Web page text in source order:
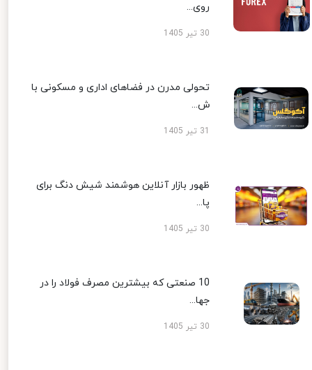
روی...
30 تیر 1405
تحولی مدرن در فضاهای اداری و مسکونی با
ش...
ظهور بازار آنلاین هوشمند شیش دنگ برای
پا...
30 تیر 1405
10 صنعتی که بیشترین مصرف فولاد را در
جها...
30 تیر 1405